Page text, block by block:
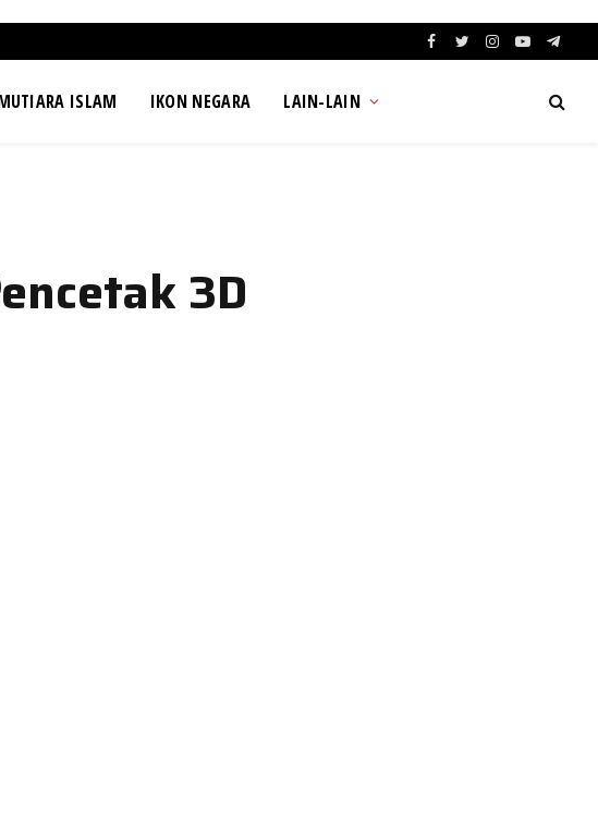
Facebook
TwitterInstagram
YouTube
ISLAM IKON NEGARA LAIN-LAIN
3D